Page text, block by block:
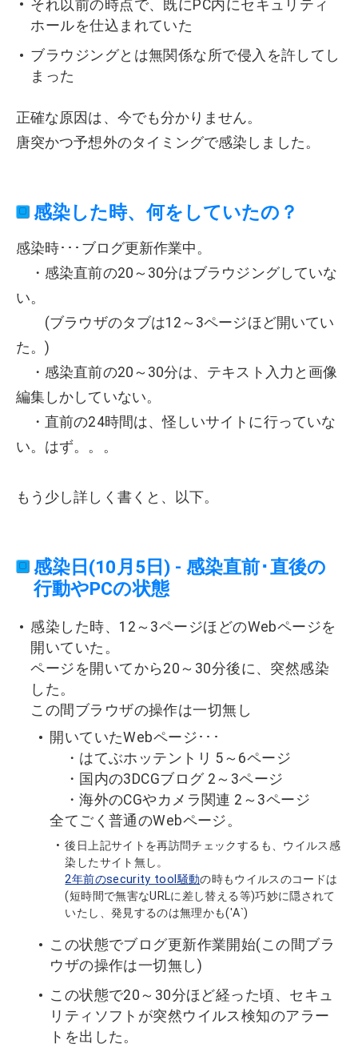
それ以前の時点で、既にPC内にセキュリティ
ホールを仕込まれていた
ブラウジングとは無関係な所で侵入を許してし
まった
正確な原因は、今でも分かりません。
唐突かつ予想外のタイミングで感染しました。
感染した時、何をしていたの？
感染時･･･ブログ更新作業中。
・感染直前の20～30分はブラウジングしていな
い。
(ブラウザのタブは12～3ページほど開いてい
た。)
・感染直前の20～30分は、テキスト入力と画像
編集しかしていない。
・直前の24時間は、怪しいサイトに行っていな
い。はず。。。
もう少し詳しく書くと、以下。
感染日(10月5日) - 感染直前･直後の
行動やPCの状態
感染した時、12～3ページほどのWebページを
開いていた。
ページを開いてから20～30分後に、突然感染
した。
この間ブラウザの操作は一切無し
開いていたWebページ･･･
・はてぶホッテントリ 5～6ページ
・国内の3DCGブログ 2～3ページ
・海外のCGやカメラ関連 2～3ページ
全てごく普通のWebページ。
後日上記サイトを再訪問チェックするも、ウイルス感
染したサイト無し。
2年前のsecurity tool騒動の時もウイルスのコードは
(短時間で無害なURLに差し替える等)巧妙に隠されて
いたし、発見するのは無理かも('Α`)
この状態でブログ更新作業開始(この間ブラ
ウザの操作は一切無し)
この状態で20～30分ほど経った頃、セキュ
リティソフトが突然ウイルス検知のアラー
トを出した。